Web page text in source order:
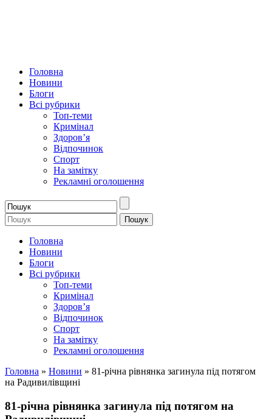
Головна
Новини
Блоги
Всі рубрики
Топ-теми
Кримінал
Здоров’я
Відпочинок
Спорт
На замітку
Рекламні оголошення
Головна
Новини
Блоги
Всі рубрики
Топ-теми
Кримінал
Здоров’я
Відпочинок
Спорт
На замітку
Рекламні оголошення
Головна » Новини » 81-річна рівнянка загинула під потягом
на Радивилівщині
81-річна рівнянка загинула під потягом на